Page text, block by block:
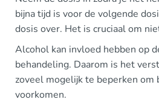
bijna tijd is voor de volgende
dosis over. Het is cruciaal om
Alcohol kan invloed hebben op
behandeling. Daarom is het
zoveel mogelijk te beperken om
voorkomen.